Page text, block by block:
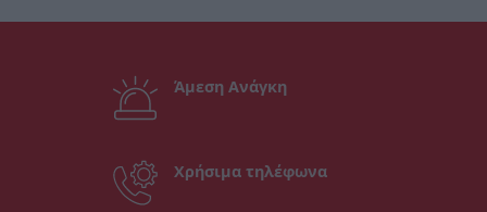
Άμεση Ανάγκη
Χρήσιμα τηλέφωνα